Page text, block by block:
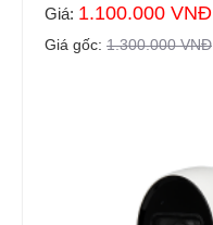
Giá: 1.100.000 VNĐ
Giá gốc: 1.300.000 VNĐ